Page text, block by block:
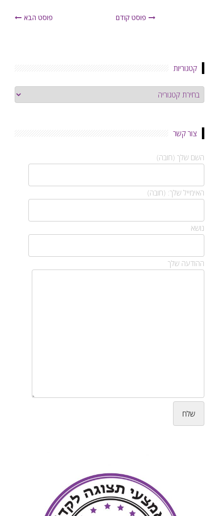
פוסט קודם פוסט הבא
קטגוריות
קטגוריות
צור קשר
השם שלך (חובה)
האימייל שלך: (חובה)
נושא
ההודעה שלך